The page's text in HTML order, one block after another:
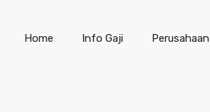
Home Info Gaji Perusahaan